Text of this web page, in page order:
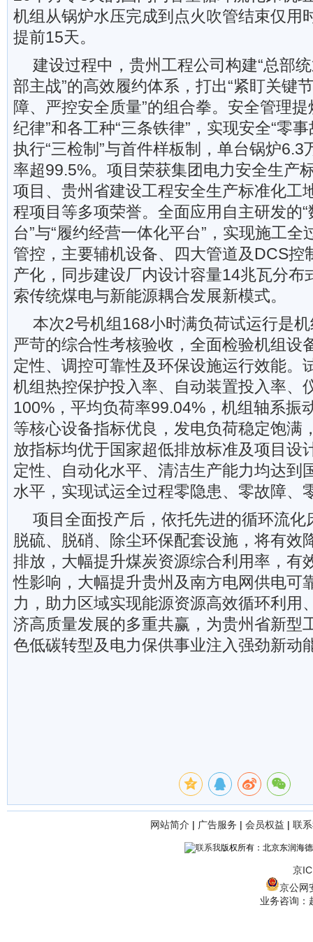
机组从锅炉水压完成到点火吹管结束仅用
提前15天。
建设过程中，贵州工程公司构建“总部
部主战”的高效履约体系，打出“紧盯关键
障、严控安全质量”的组合拳。安全管理
纪律”和各工种“三条铁律”，实现安全“零
执行“三检制”与首件样板制，单台锅炉6.3
率超99.5%。项目荣获集团电力安全生产
项目、贵州省建设工程安全生产标准化工
程项目等多项荣誉。全面应用自主研发的
台”与“履约经营一体化平台”，实现施工
管控，主要辅机设备、四大管道及DCS控
产化，同步建设厂内设计容量14兆瓦分布
索传统煤电与新能源耦合发展新模式。
本次2号机组168小时满负荷试运行是
严苛的综合性考核验收，全面检验机组设
定性、调控可靠性及环保设施运行效能。
机组热控保护投入率、自动装置投入率、
100%，平均负荷率99.04%，机组轴系振
等核心设备指标优良，发电负荷稳定饱满
放指标均优于国家超低排放标准及项目设
定性、自动化水平、清洁生产能力均达到
水平，实现试运全过程零隐患、零故障、
项目全面投产后，依托先进的循环流化
脱硫、脱硝、除尘环保配套设施，将有效
排放，大幅提升煤炭资源综合利用率，有
性影响，大幅提升贵州及南方电网供电可
力，助力区域实现能源资源高效循环利用
济高质量发展的多重共赢，为贵州省新型
色低碳转型及电力保供事业注入强劲新动
网站简介 | 广告服务 | 会员权益 | 联
版权所有：北京东润海
京
京公网
业务咨询：